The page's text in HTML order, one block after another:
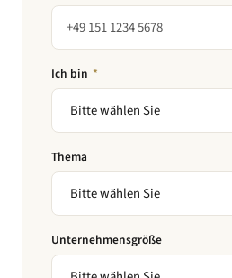
Ich bin *
Thema
Unternehmensgröße